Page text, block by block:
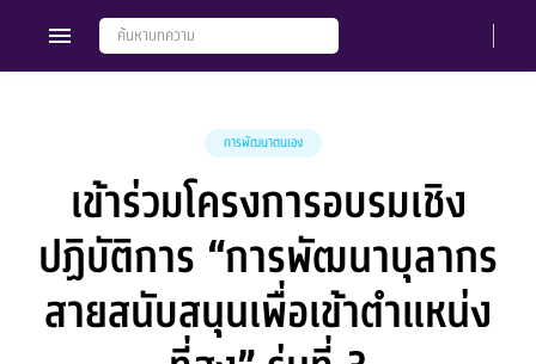
การพัฒนาตนเอง
เข้าร่วมโครงการอบรมเชิง
ปฏิบัติการ “การพัฒนาบุลากร
สายสนับสนุนเพื่อเข้าตำแหน่ง
Members Groups